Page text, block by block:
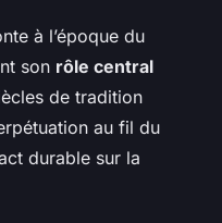
à l’époque du
son rôle central
de tradition
au fil du
durable sur la